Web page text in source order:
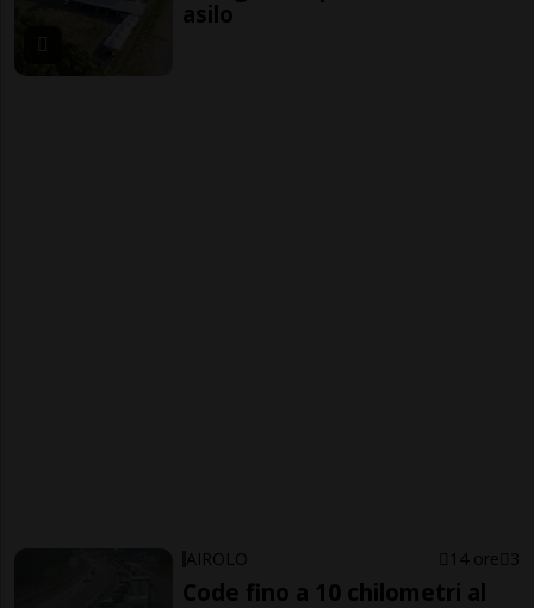
asilo
AIROLO 14 ore 3
Code fino a 10 chilometri al